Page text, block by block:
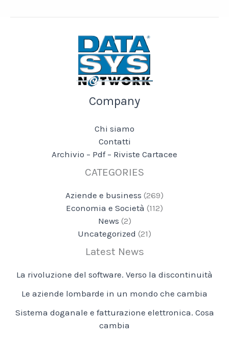
Company
Chi siamo
Contatti
Archivio – Pdf – Riviste Cartacee
CATEGORIES
Aziende e business (269)
Economia e Società (112)
News (2)
Uncategorized (21)
Latest News
La rivoluzione del software. Verso la discontinuità
Le aziende lombarde in un mondo che cambia
Sistema doganale e fatturazione elettronica. Cosa
cambia